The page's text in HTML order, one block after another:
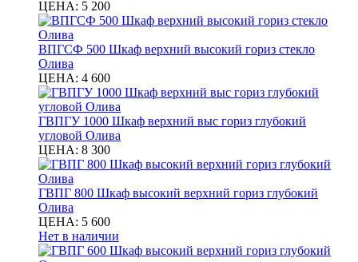
ЦЕНА: 5 200
ВПГСФ 500 Шкаф верхний высокий гориз стекло
Олива
ЦЕНА: 4 600
ГВПГУ 1000 Шкаф верхний выс гориз глубокий
угловой Олива
ЦЕНА: 8 300
ГВПГ 800 Шкаф высокий верхний гориз глубокий
Олива
ЦЕНА: 5 600
Нет в наличии